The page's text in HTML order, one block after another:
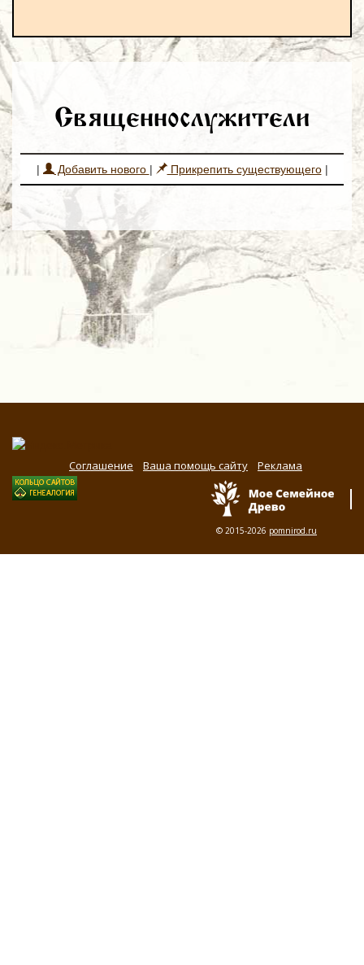
Священнослужители
| Добавить нового | Прикрепить существующего|
Соглашение Ваша помощь сайту Реклама
© 2015-2026 pomnirod.ru